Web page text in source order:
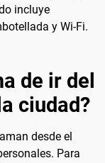
incluye
y Wi-Fi.
de ir del
ciudad?
desde el
Para